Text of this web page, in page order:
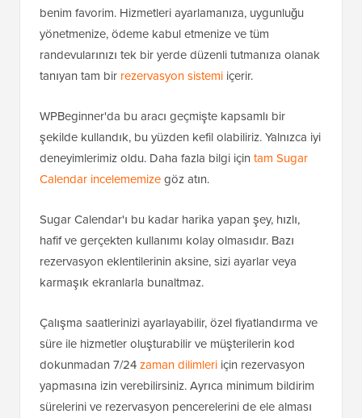
benim favorim. Hizmetleri ayarlamanıza, uygunluğu
yönetmenize, ödeme kabul etmenize ve tüm
randevularınızı tek bir yerde düzenli tutmanıza olanak
tanıyan tam bir rezervasyon sistemi içerir.
WPBeginner'da bu aracı geçmişte kapsamlı bir
şekilde kullandık, bu yüzden kefil olabiliriz. Yalnızca iyi
deneyimlerimiz oldu. Daha fazla bilgi için tam Sugar
Calendar incelememizegöz atın.
Sugar Calendar'ı bu kadar harika yapan şey, hızlı,
hafif ve gerçekten kullanımı kolay olmasıdır. Bazı
rezervasyon eklentilerinin aksine, sizi ayarlar veya
karmaşık ekranlarla bunaltmaz.
Çalışma saatlerinizi ayarlayabilir, özel fiyatlandırma ve
süre ile hizmetler oluşturabilir ve müşterilerin kod
dokunmadan 7/24zaman dilimleri için rezervasyon
yapmasına izin verebilirsiniz. Ayrıca minimum bildirim
sürelerini ve rezervasyon pencerelerini de ele alması